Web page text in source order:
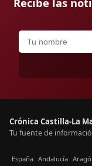
Crónica Castilla-La
Tu fuente de
España Andalucía